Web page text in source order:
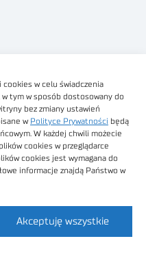
w celu świadczenia
w tym w sposób dostosowany do
bez zmiany ustawień
w Polityce Prywatności będą
W każdej chwili możecie
cookies w przeglądarce
cookies jest wymagana do
informacje znajdą Państwo w
Akceptuję wszystkie